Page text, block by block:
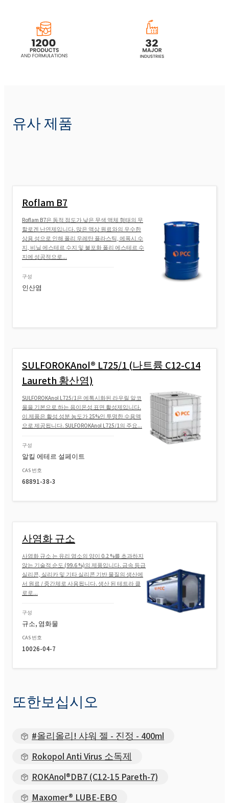
유사 제품
Roflam B7
Roflam B7은 동적 점도가 낮은 무색 액체 형태의 무
할로겐 난연제입니다. 많은 액상 원료와의 우수한
상용 성으로 인해 폴리 우레탄 플라스틱, 에폭시 수
지, 비닐 에스테르 수지 및 불포화 폴리 에스테르 수
지에 성공적으로...
구성
인산염
SULFOROKAnol® L725/1 (나트륨 C12-C14
Laureth 황산염)
SULFOROKAnol L725/1은 에톡시화된 라우릴 알코
올을 기본으로 하는 음이온성 표면 활성제입니다.
이 제품은 활성 성분 농도가 25%인 투명한 수용액
으로 제공됩니다. SULFOROKAnol L725/1의 주요...
구성
알킬 에테르 설페이트
CAS 번호
68891-38-3
사염화 규소
사염화 규소 는 유리 염소의 양이 0.2 %를 초과하지
않는 기술적 순도 (99.6 %)의 제품입니다. 금속 등급
실리콘, 실리카 및 기타 실리콘 기반 물질의 생산에
서 원료 / 중간체로 사용됩니다. 생산 된 테트라 클
로로...
구성
규소, 염화물
CAS 번호
10026-04-7
또한보십시오
#올리올리! 샤워 젤 - 진정 - 400ml
Rokopol Anti Virus 소독제
ROKAnol®DB7 (C12-15 Pareth-7)
Maxomer® LUBE-EBO